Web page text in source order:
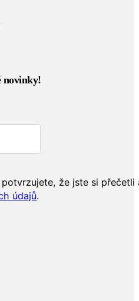
novinky!​
že jste si přečetli
údajů.